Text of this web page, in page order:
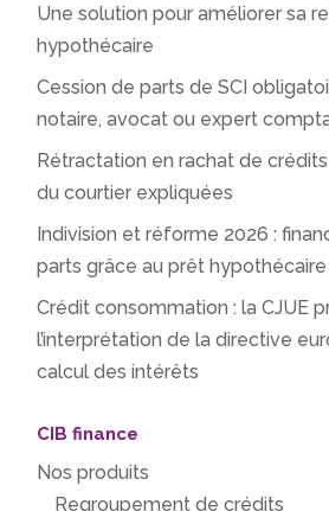
Une solution pour améliorer sa
hypothécaire
Cession de parts de SCI
notaire, avocat ou expert
Rétractation en rachat de
du courtier expliquées
Indivision et réforme 2026 :
parts grâce au prêt hypothécaire
Crédit consommation : la CJUE
l’interprétation de la directive
calcul des intérêts
CIB finance
Nos produits
Regroupement de crédits